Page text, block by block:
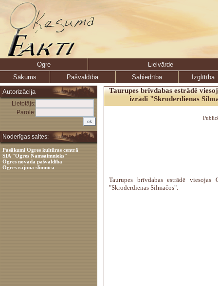
Ogre
Lielvārde
Sākums
Pašvaldība Sabiedrība
Izglītība
Autorizācija
Lietotājs:
Parole:
Noderīgas saites:
Pasākumi Ogres kultūras centrā
SIA "Ogres Namsaimnieks"
Ogres novada pašvaldība
Ogres rajona slimnīca
Taurupes brīvdabas estrādē
izrādi "Skroderdienas
Taurupes brīvdabas estrādē viesojas
"Skroderdienas Silmačos".